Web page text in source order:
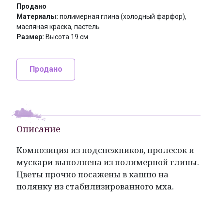
Продано
Материалы: полимерная глина (холодный фарфор),
масляная краска, пастель
Размер: Высота 19 см.
Продано
Описание
Композиция из подснежников, пролесок и
мускари выполнена из полимерной глины.
Цветы прочно посажены в кашпо на
полянку из стабилизированного мха.